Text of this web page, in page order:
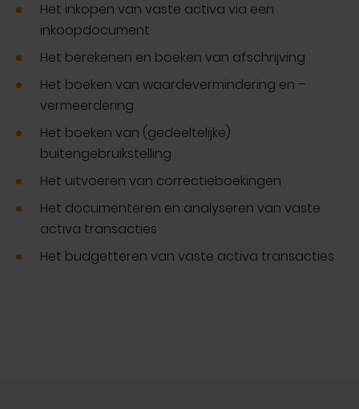
Het inkopen van vaste activa via een
inkoopdocument
Het berekenen en boeken van afschrijving
Het boeken van waardevermindering en –
vermeerdering
Het boeken van (gedeeltelijke)
buitengebruikstelling
Het uitvoeren van correctieboekingen
Het documenteren en analyseren van vaste
activa transacties
Het budgetteren van vaste activa transacties